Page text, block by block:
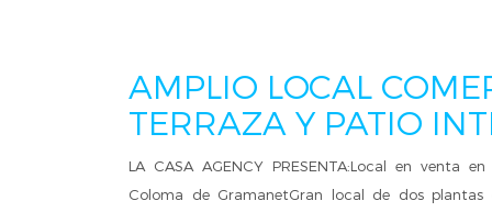
AMPLIO LOCAL
TERRAZA Y PATIO
LA CASA AGENCY PRESENTA:Local en venta
Coloma de GramanetGran local de dos